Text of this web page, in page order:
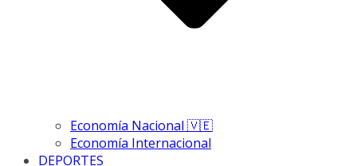
Economía Nacional 🇻🇪
Economía Internacional
DEPORTES